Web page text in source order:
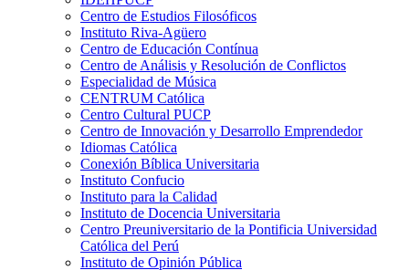
Centro de Estudios Filosóficos
Instituto Riva-Agüero
Centro de Educación Contínua
Centro de Análisis y Resolución de Conflictos
Especialidad de Música
CENTRUM Católica
Centro Cultural PUCP
Centro de Innovación y Desarrollo Emprendedor
Idiomas Católica
Conexión Bíblica Universitaria
Instituto Confucio
Instituto para la Calidad
Instituto de Docencia Universitaria
Centro Preuniversitario de la Pontificia Universidad
Católica del Perú
Instituto de Opinión Pública